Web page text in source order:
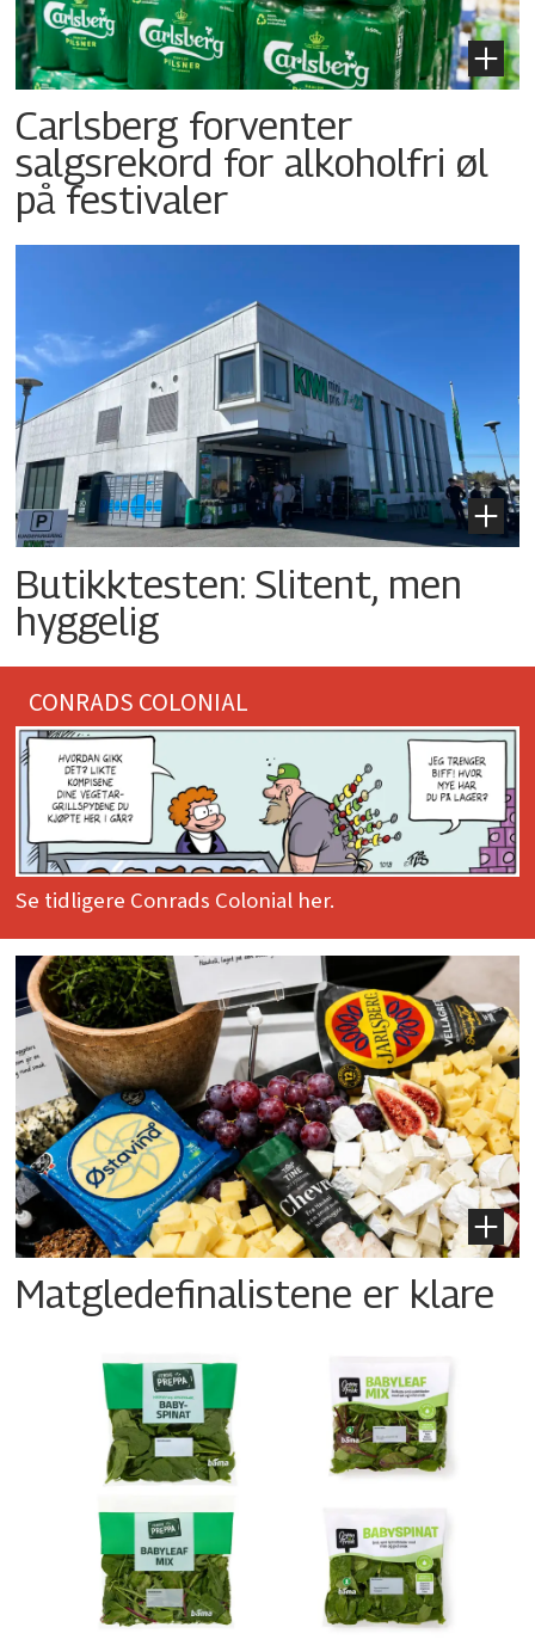
Carlsberg forventer
salgsrekord for alkoholfri øl
på festivaler
Butikktesten: Slitent, men
hyggelig
CONRADS COLONIAL
Se tidligere Conrads Colonial her.
Matgledefinalistene er klare